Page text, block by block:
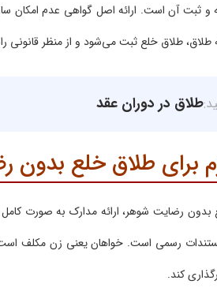
و ثبت آن است. ارائه اصل گواهی عدم امکان
طلاق، طلاق خلع ثبت می‌شود و از منظر قانونی
طلاق در دوران عقد
برای طلاق خلع
بدون رضایت شوهر، ارائه مدارک به صورت کامل
رسمی است. خواهان یعنی زن مکلف است
کند.